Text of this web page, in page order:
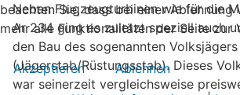
Neben Flugzeugturbinen wie für die
Ar 234 ging es zuletzt speziell auch
den Bau des sogenannten Volksjägers
(Jägerstab/Rüstungsstab). Dieses
war seinerzeit vergleichsweise
beachten Sie, dass bei einer
mehr alle Funktionalitäten der Seite zur
Akzeptieren
Ablehnen